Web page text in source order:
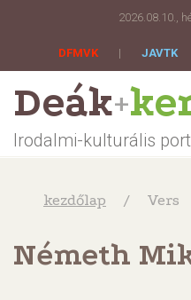
2026.08.10.,
DFMVK | JAVTK
Deák+
Irodalmi-kulturális
kezdőlap Vers
Németh